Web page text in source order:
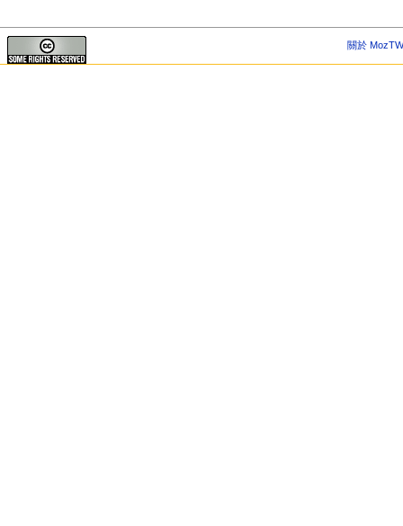
關於